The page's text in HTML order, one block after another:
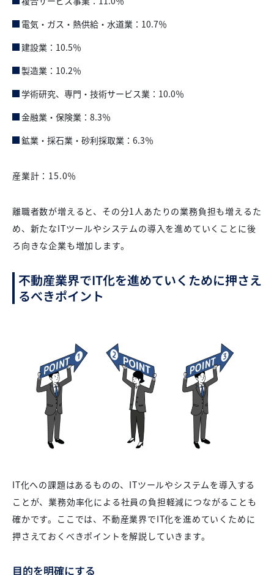
電気・ガス・熱供給・水道業：10.7％
建設業：10.5％
製造業：10.2％
学術研究、専門・技術サービス業：10.0％
金融業・保険業：8.3％
鉱業・採石業・砂利採取業：6.3％
産業計：15.0％
離職者数が増えると、その分1人あたりの業務負担も増えるた
め、新たなITツールやシステムの導入を進めていくことに後
ろ向きな企業も増加します。
不動産業界でIT化を進めていくために押さえ
るべきポイント
IT化への課題はあるものの、ITツールやシステムを導入する
ことが、業務効率化による社員の負担軽減につながることも
確かです。ここでは、不動産業界でIT化を進めていくために
押さえておくべきポイントを解説していきます。
目的を明確にする